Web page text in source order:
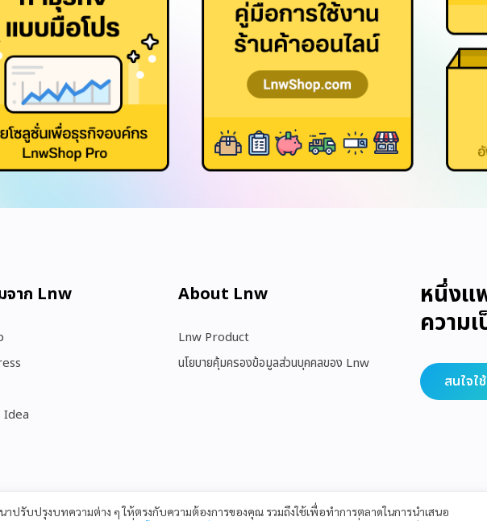
จาก Lnw
Idea
About Lnw​
Lnw Product
นโยบายคุ้มครองข้อมูลส่วนบุคคลของ Lnw
หนึ่งแ
ความ
สนใจใ
รับปรุงบทความต่าง ๆ ให้ตรงกับความต้องการของคุณ รวมถึงใช้เพื่อทำการตลาดในการนำเสนอ